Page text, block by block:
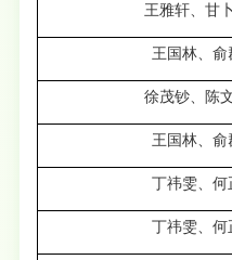
王雅轩、甘
王国林、俞
徐茂钞、陈
王国林、俞
丁祎雯、何
丁祎雯、何